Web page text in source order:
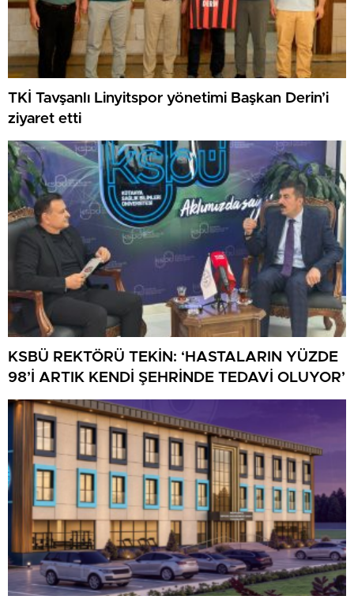
TKİ Tavşanlı Linyitspor yönetimi Başkan Derin’i
ziyaret etti
KSBÜ REKTÖRÜ TEKİN: ‘HASTALARIN YÜZDE
98’İ ARTIK KENDİ ŞEHRİNDE TEDAVİ OLUYOR’